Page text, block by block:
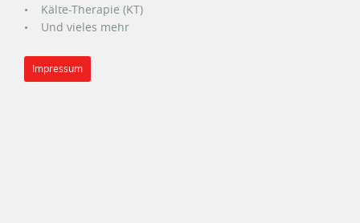
• Kälte-Therapie (KT)
• Und vieles mehr
Impressum